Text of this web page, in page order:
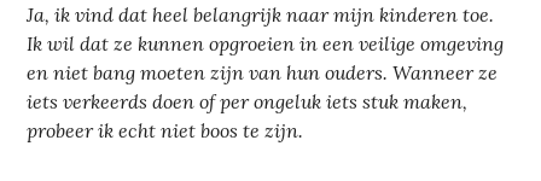
Ja, ik vind dat heel belangrijk naar mijn kinderen toe.
Ik wil dat ze kunnen opgroeien in een veilige omgeving
en niet bang moeten zijn van hun ouders. Wanneer ze
iets verkeerds doen of per ongeluk iets stuk maken,
probeer ik echt niet boos te zijn.